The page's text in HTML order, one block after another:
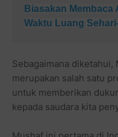
Biasakan Membaca
Waktu Luang
Sebagaimana diketahui,
merupakan salah satu
untuk memberikan
kepada saudara kita